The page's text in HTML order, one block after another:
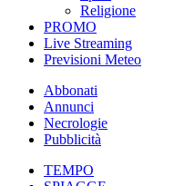
Religione
PROMO
Live Streaming
Previsioni Meteo
Abbonati
Annunci
Necrologie
Pubblicità
TEMPO